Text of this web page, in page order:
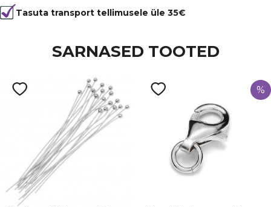
Tasuta transport tellimusele üle 35€
SARNASED TOOTED
%